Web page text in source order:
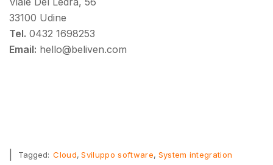
33100 Udine
Tel. 0432 1698253
Email: hello@beliven.com
Tagged: Cloud Sviluppo software System integration